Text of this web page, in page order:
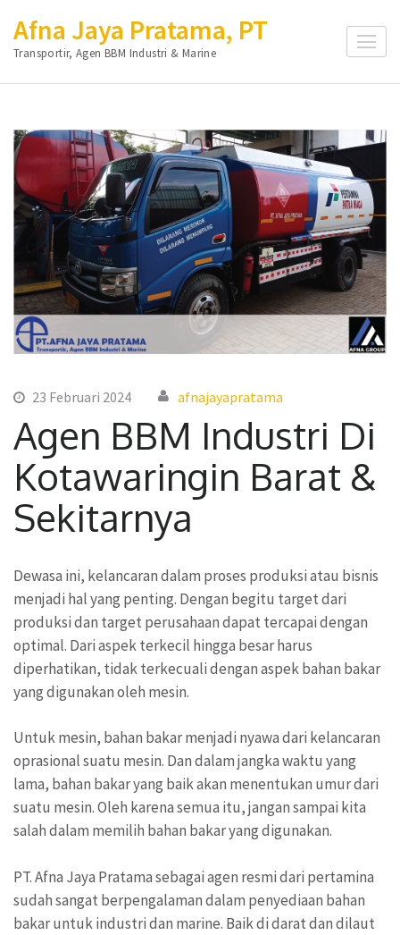
ke
konten
(Tekan
Afna Jaya Pratama, PT
Transportir, Agen BBM Industri & Marine
23 Februari 2024 afnajayapratama
Agen BBM Industri Di
Kotawaringin Barat &
Sekitarnya
Dewasa ini, kelancaran dalam proses produksi atau bisnis
menjadi hal yang penting. Dengan begitu target dari
produksi dan target perusahaan dapat tercapai dengan
optimal. Dari aspek terkecil hingga besar harus
diperhatikan, tidak terkecuali dengan aspek bahan bakar
yang digunakan oleh mesin.
Untuk mesin, bahan bakar menjadi nyawa dari kelancaran
oprasional suatu mesin. Dan dalam jangka waktu yang
lama, bahan bakar yang baik akan menentukan umur dari
suatu mesin. Oleh karena semua itu, jangan sampai kita
salah dalam memilih bahan bakar yang digunakan.
PT. Afna Jaya Pratama sebagai agen resmi dari pertamina
sudah sangat berpengalaman dalam penyediaan bahan
bakar untuk industri dan marine. Baik di darat dan dilaut